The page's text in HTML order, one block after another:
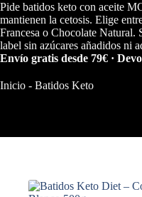
Pide batidos keto con aceite
mantienen la cetosis. Elige
Francesa o Chocolate
label sin azúcares añadidos ni
Envío gratis desde 79€ ·
Inicio - Batidos Keto